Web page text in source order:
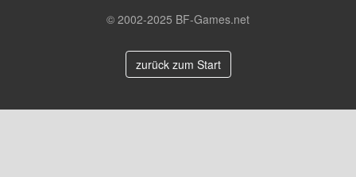
© 2002-2025 BF-Games.net
zurück zum Start